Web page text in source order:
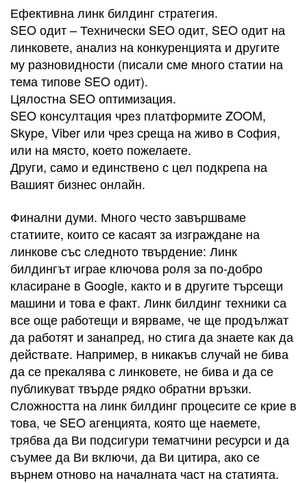
Ефективна линк билдинг стратегия.
SEO одит – Технически SEO одит, SEO одит на
линковете, анализ на конкуренцията и другите
му разновидности (писали сме много статии на
тема типове SEO одит).
Цялостна SEO оптимизация.
SEO консултация чрез платформите ZOOM,
Skype, Viber или чрез среща на живо в София,
или на място, което пожелаете.
Други, само и единствено с цел подкрепа на
Вашият бизнес онлайн.
Финални думи. Много често завършваме
статиите, които се касаят за изграждане на
линкове със следното твърдение: Линк
билдингът играе ключова роля за по-добро
класиране в Google, както и в другите търсещи
машини и това е факт. Линк билдинг техники са
все още работещи и вярваме, че ще продължат
да работят и занапред, но стига да знаете как да
действате. Например, в никакъв случай не бива
да се прекалява с линковете, не бива и да се
публикуват твърде рядко обратни връзки.
Сложността на линк билдинг процесите се крие в
това, че SEO агенцията, която ще наемете,
трябва да Ви подсигури тематчини ресурси и да
съумее да Ви включи, да Ви цитира, ако се
върнем отново на началната част на статията.